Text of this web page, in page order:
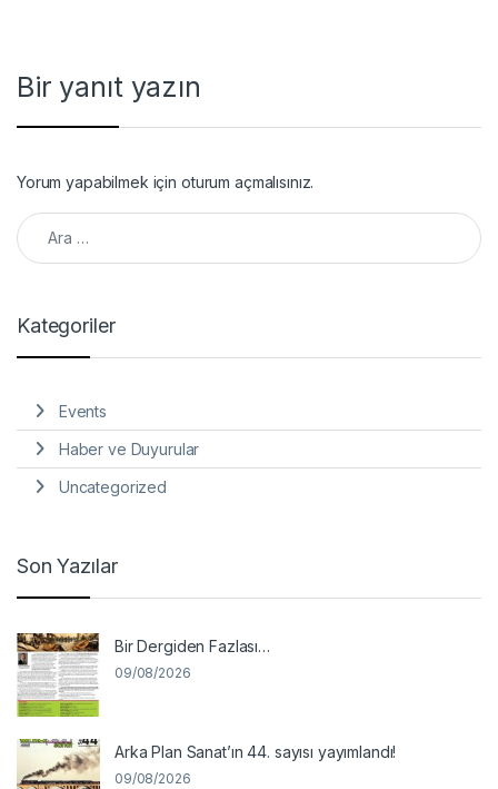
Bir yanıt yazın
Yorum yapabilmek için oturum açmalısınız.
Arama:
Kategoriler
Events
Haber ve Duyurular
Uncategorized
Son Yazılar
Bir Dergiden Fazlası…
09/08/2026
Arka Plan Sanat’ın 44. sayısı yayımlandı!
09/08/2026